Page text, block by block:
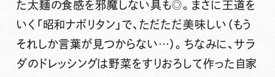
た太麺の食感を邪魔しない具も◎。まさに王道を
いく「昭和ナポリタン」で、ただただ美味しい（もう
それしか言葉が見つからない…）。ちなみに、サラ
ダのドレッシングは野菜をすりおろして作った自家